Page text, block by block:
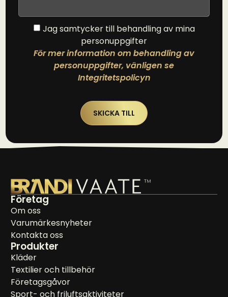
Jag samtycker till behandling av mina
personuppgifter
För mer information om behandling av
personuppgifter, vänligen se
Integritetspolicyn
SKICKA TILL
Företag
Om oss
Varumärkesnyheter
Kontakta oss
Produkter
Kläder
Textilier och tillbehör
Företagsgåvor
Sport- och friluftsaktiviteter